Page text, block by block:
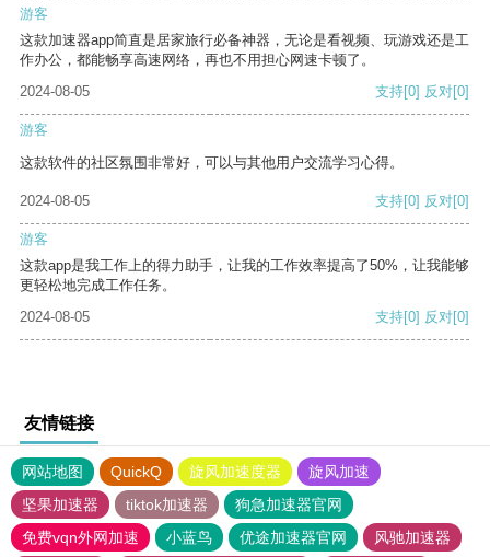
游客
这款加速器app简直是居家旅行必备神器，无论是看视频、玩游戏还是工
作办公，都能畅享高速网络，再也不用担心网速卡顿了。
2024-08-05
支持[0] 反对[0]
游客
这款软件的社区氛围非常好，可以与其他用户交流学习心得。
2024-08-05 支持[0] 反对[0]
游客
这款app是我工作上的得力助手，让我的工作效率提高了50%，让我能够
更轻松地完成工作任务。
2024-08-05
支持[0] 反对[0]
友情链接
网站地图 QuickQ 旋风加速度器
旋风加速
坚果加速器
tiktok加速器
狗急加速器官网
免费vqn外网加速
小蓝鸟 优途加速器官网 风驰加速器